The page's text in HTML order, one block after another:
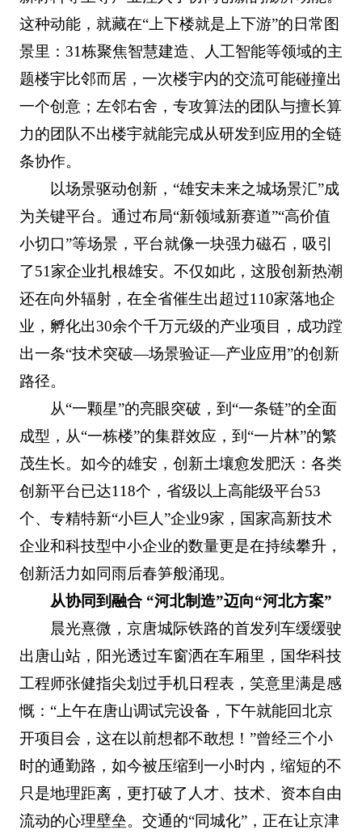
这种动能，就藏在“上下楼就是上下游”的日常图
景里：31栋聚焦智慧建造、人工智能等领域的主
题楼宇比邻而居，一次楼宇内的交流可能碰撞出
一个创意；左邻右舍，专攻算法的团队与擅长算
力的团队不出楼宇就能完成从研发到应用的全链
条协作。
以场景驱动创新，“雄安未来之城场景汇”成
为关键平台。通过布局“新领域新赛道”“高价值
小切口”等场景，平台就像一块强力磁石，吸引
了51家企业扎根雄安。不仅如此，这股创新热潮
还在向外辐射，在全省催生出超过110家落地企
业，孵化出30余个千万元级的产业项目，成功蹚
出一条“技术突破—场景验证—产业应用”的创新
路径。
从“一颗星”的亮眼突破，到“一条链”的全面
成型，从“一栋楼”的集群效应，到“一片林”的繁
茂生长。如今的雄安，创新土壤愈发肥沃：各类
创新平台已达118个，省级以上高能级平台53
个、专精特新“小巨人”企业9家，国家高新技术
企业和科技型中小企业的数量更是在持续攀升，
创新活力如同雨后春笋般涌现。
从协同到融合 “河北制造”迈向“河北方案”
晨光熹微，京唐城际铁路的首发列车缓缓驶
出唐山站，阳光透过车窗洒在车厢里，国华科技
工程师张健指尖划过手机日程表，笑意里满是感
慨：“上午在唐山调试完设备，下午就能回北京
开项目会，这在以前想都不敢想！”曾经三个小
时的通勤路，如今被压缩到一小时内，缩短的不
只是地理距离，更打破了人才、技术、资本自由
流动的心理壁垒。交通的“同城化”，正在让京津